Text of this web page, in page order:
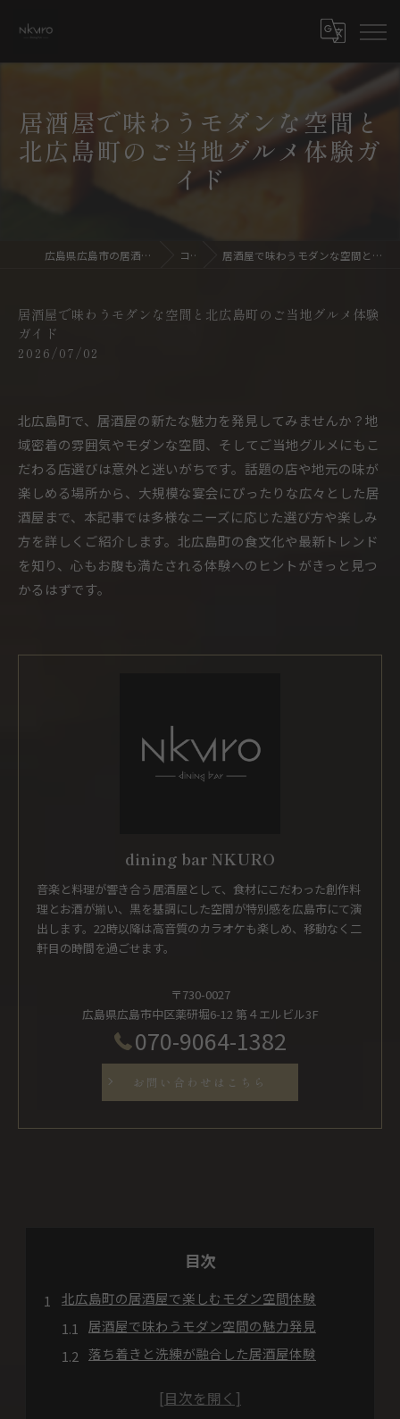
居酒屋で味わうモダンな空間と
北広島町のご当地グルメ体験ガ
イド
広島県広島市の居酒屋ならdining bar NKURO コラム 居酒屋で味わうモダンな空間と北広島町のご当地グルメ体験ガイド
居酒屋で味わうモダンな空間と北広島町のご当地グルメ体験
ガイド
2026/07/02
北広島町で、居酒屋の新たな魅力を発見してみませんか？地
域密着の雰囲気やモダンな空間、そしてご当地グルメにもこ
だわる店選びは意外と迷いがちです。話題の店や地元の味が
楽しめる場所から、大規模な宴会にぴったりな広々とした居
酒屋まで、本記事では多様なニーズに応じた選び方や楽しみ
方を詳しくご紹介します。北広島町の食文化や最新トレンド
を知り、心もお腹も満たされる体験へのヒントがきっと見つ
かるはずです。
dining bar NKURO
音楽と料理が響き合う居酒屋として、食材にこだわった創作料
理とお酒が揃い、黒を基調にした空間が特別感を広島市にて演
出します。22時以降は高音質のカラオケも楽しめ、移動なく二
軒目の時間を過ごせます。
〒730-0027
広島県広島市中区薬研堀6-12 第４エルビル3F
070-9064-1382
お問い合わせはこちら
目次
北広島町の居酒屋で楽しむモダン空間体験
居酒屋で味わうモダン空間の魅力発見
落ち着きと洗練が融合した居酒屋体験
居酒屋の空間づくりで過ごす特別な夜